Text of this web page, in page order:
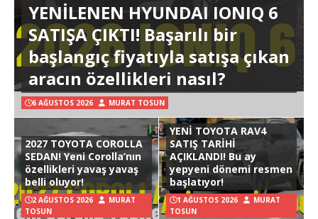
YENİLENEN HYUNDAI IONIQ 6
SATIŞA ÇIKTI! Başarılı bir
başlangıç fiyatıyla satışa çıkan
aracın özellikleri nasıl?
6 AĞUSTOS 2026 MURAT TOSUN
2027 TOYOTA COROLLA
SEDAN! Yeni Corolla’nın
özellikleri yavaş yavaş
belli oluyor!
2 AĞUSTOS 2026
MURAT
TOSUN
YENİ TOYOTA RAV4
SATIŞ TARİHİ
AÇIKLANDI! Bu ay
yepyeni dönemi resmen
başlatıyor!
1 AĞUSTOS 2026
MURAT
TOSUN